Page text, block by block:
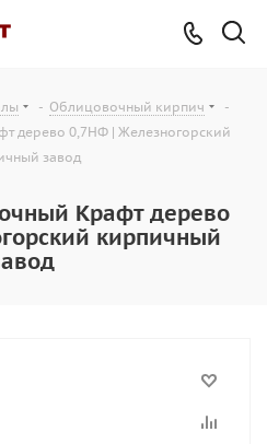
- Облицовочный кирпич
-
дерево 0,7НФ | Железногорский
завод
Крафт дерево
кирпичный